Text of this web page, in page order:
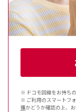
※ ドコモ回線をお持ち
※ ご利用のスマートフ
種かどうか確認の上、お